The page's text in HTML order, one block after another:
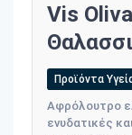
Vis
Προϊόντα
Αφρόλουτρο
ενυδατικές